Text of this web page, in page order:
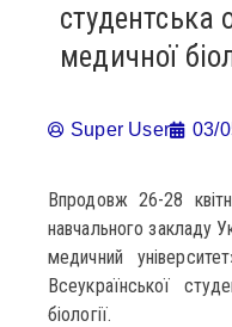
студентська
медичної
Super User 03/
Впродовж 26-28
навчального закладу
медичний
Всеукраїнської
біології.